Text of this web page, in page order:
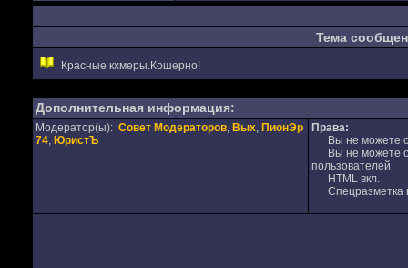
Тема
Красные кхмеры.Кошерно!
Дополнительная информация:
Модератор(ы): Совет Модераторов, Вых, ПионЭр
74, ЮристЪ
Права:
Вы не можете
Вы не можете
пользователей
HTML вкл.
Спецразметка